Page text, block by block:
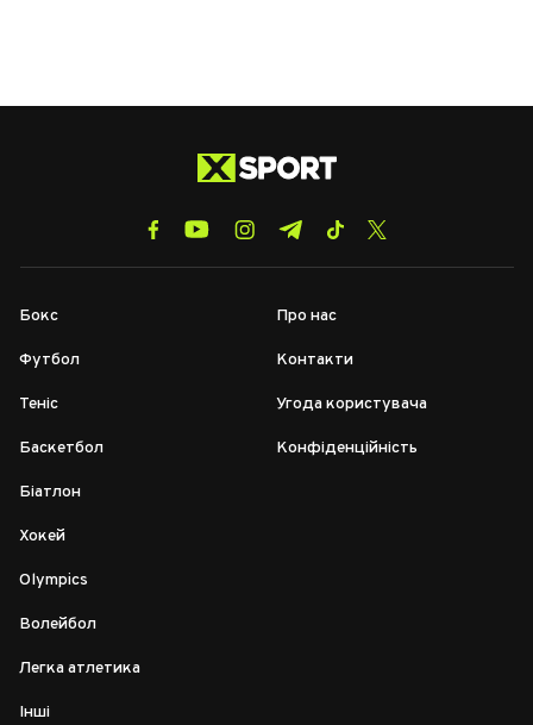
Бокс
Футбол
Теніс
Баскетбол
Біатлон
Хокей
Olympics
Волейбол
Легка атлетика
Інші
Про нас
Контакти
Угода користувача
Конфіденційність